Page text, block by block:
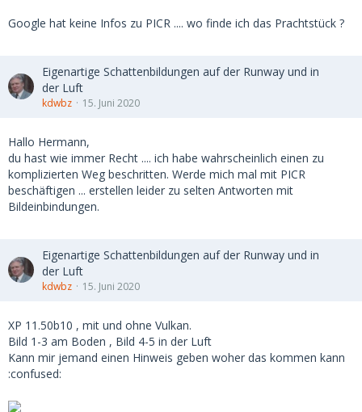
Google hat keine Infos zu PICR .... wo finde ich das Prachtstück ?
Eigenartige Schattenbildungen auf der Runway und in
der Luft
kdwbz 15. Juni 2020
Hallo Hermann,
du hast wie immer Recht .... ich habe wahrscheinlich einen zu
komplizierten Weg beschritten. Werde mich mal mit PICR
beschäftigen ... erstellen leider zu selten Antworten mit
Bildeinbindungen.
Eigenartige Schattenbildungen auf der Runway und in
der Luft
kdwbz 15. Juni 2020
XP 11.50b10 , mit und ohne Vulkan.
Bild 1-3 am Boden , Bild 4-5 in der Luft
Kann mir jemand einen Hinweis geben woher das kommen kann
:confused: